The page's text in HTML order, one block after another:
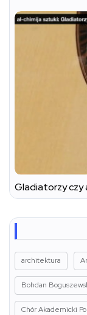
Gladiatorzy czy
architektura
Bohdan
Chór Akademicki